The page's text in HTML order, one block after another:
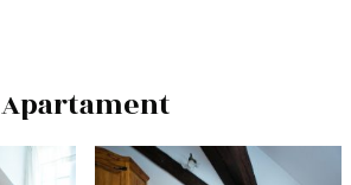
Apartament